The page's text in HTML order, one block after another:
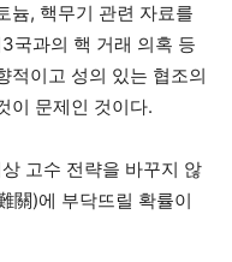
늄, 핵무기 관련 자료를
국과의 핵 거래 의혹 등
적이고 성의 있는 협조의
이 문제인 것이다.
고수 전략을 바꾸지 않
關)에 부닥뜨릴 확률이